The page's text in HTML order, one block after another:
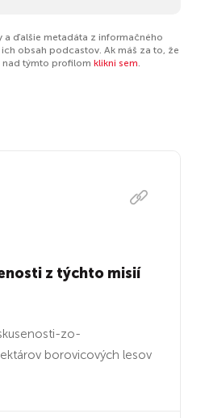
a ďalšie metadáta z informačného
obsah podcastov. Ak máš za to, že
nad týmto profilom klikni sem.
z týchto misií
zo-
borovicových lesov